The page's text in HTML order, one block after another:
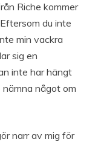
Riche kommer
du inte
min vackra
sig en
inte har hängt
något om
narr av mig för